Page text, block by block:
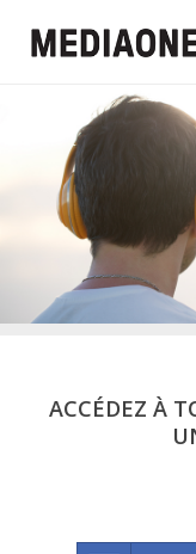
ACCÉDEZ À